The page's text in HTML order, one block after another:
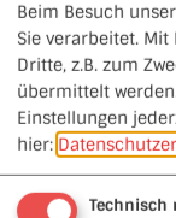
Stadt Heideck
Marktplatz 24
91180 Heideck
Tel.: 09177
09177
Beim Besuch
Sie verarbeitet.
Dritte, z.B. zum
übermittelt
Einstellungen
hier:
Technisch